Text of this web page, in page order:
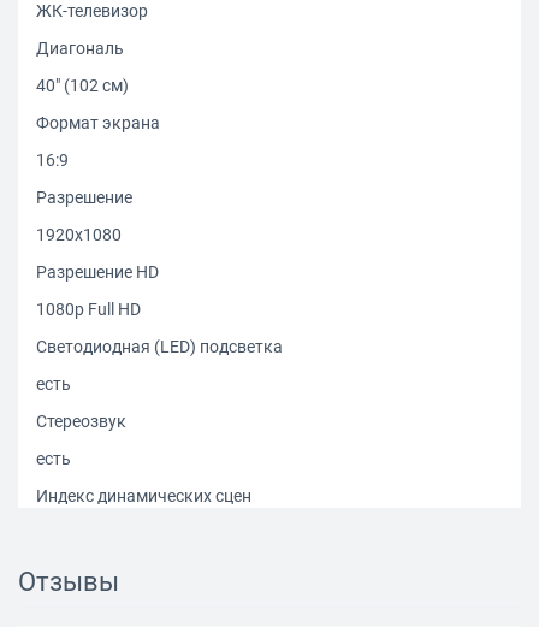
ЖК-телевизор
Диагональ
40" (102 см)
Формат экрана
16:9
Разрешение
1920x1080
Разрешение HD
1080p Full HD
Светодиодная (LED) подсветка
есть
Стереозвук
есть
Индекс динамических сцен
Отзывы